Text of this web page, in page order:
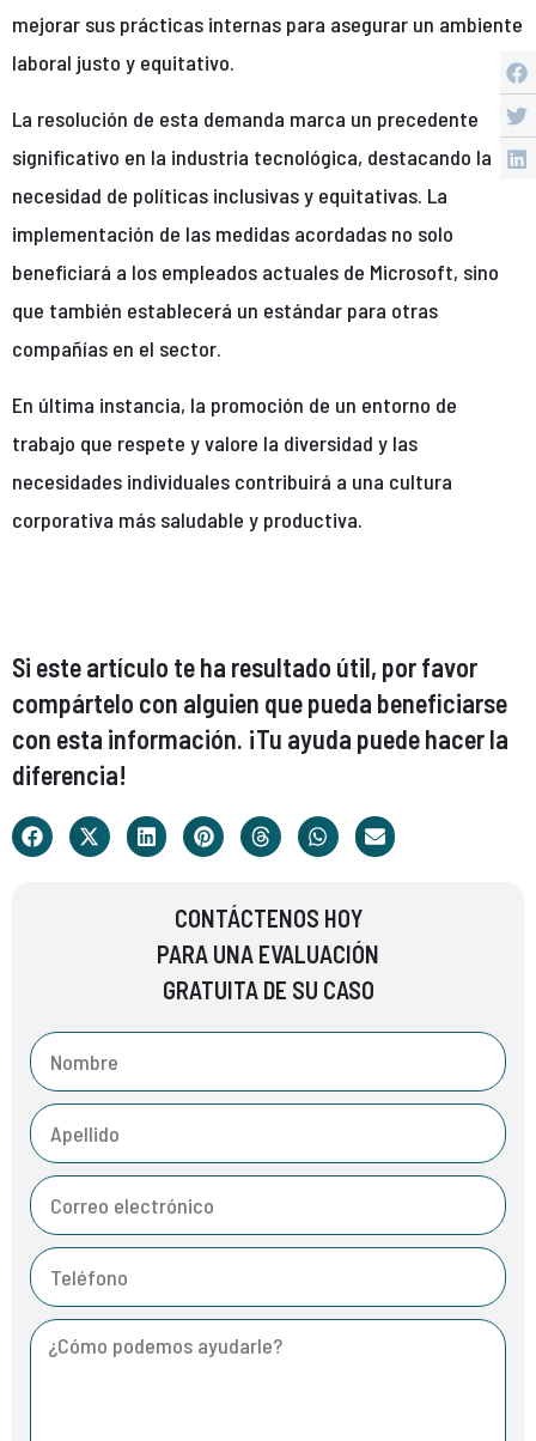
mejorar sus prácticas internas para asegurar un ambiente
laboral justo y equitativo.
La resolución de esta demanda marca un precedente
significativo en la industria tecnológica, destacando la
necesidad de políticas inclusivas y equitativas. La
implementación de las medidas acordadas no solo
beneficiará a los empleados actuales de Microsoft, sino
que también establecerá un estándar para otras
compañías en el sector.
En última instancia, la promoción de un entorno de
trabajo que respete y valore la diversidad y las
necesidades individuales contribuirá a una cultura
corporativa más saludable y productiva.
Si este artículo te ha resultado útil, por favor
compártelo con alguien que pueda beneficiarse
con esta información. ¡Tu ayuda puede hacer la
diferencia!
CONTÁCTENOS HOY
PARA UNA EVALUACIÓN
GRATUITA DE SU CASO